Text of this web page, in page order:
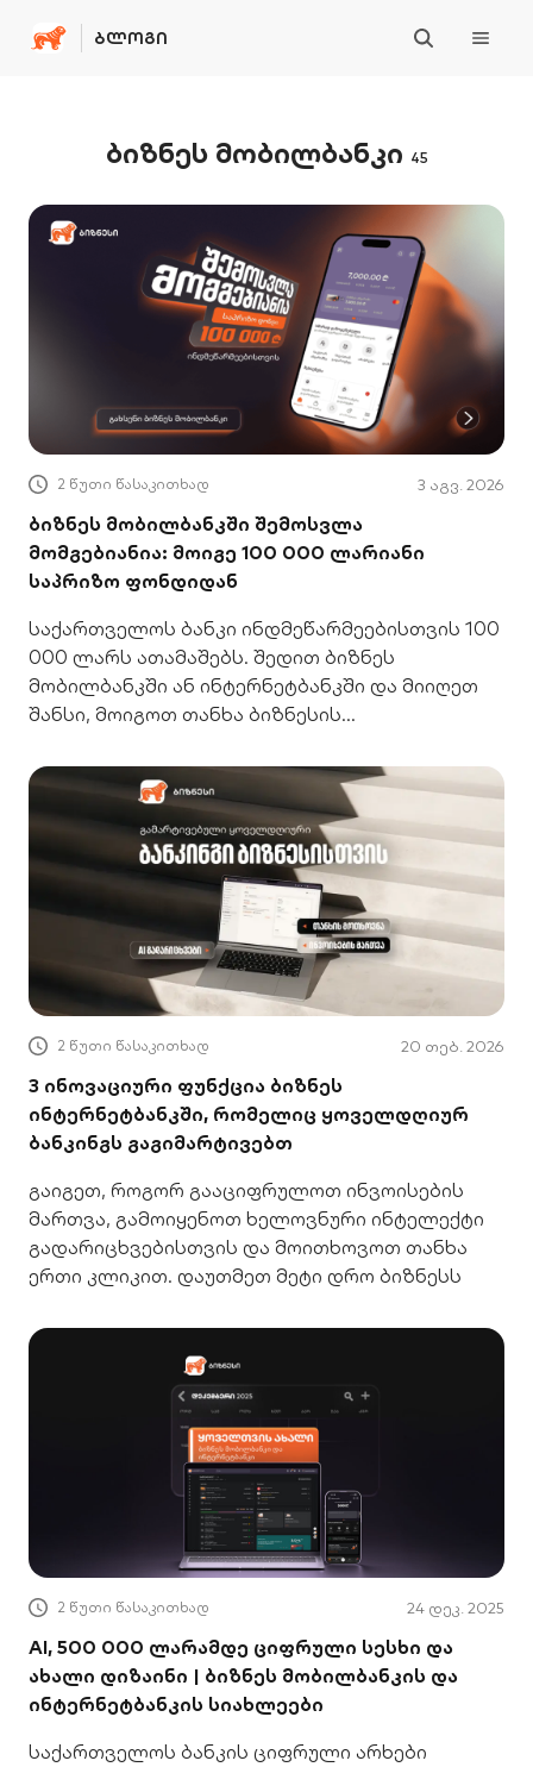
ᲑᲚᲝᲒᲘ
ბიზნეს მობილბანკი 45
2 წუთი წასაკითხად 3 აგვ. 2026
ბიზნეს მობილბანკში შემოსვლა
მომგებიანია: მოიგე 100 000 ლარიანი
საპრიზო ფონდიდან
საქართველოს ბანკი ინდმეწარმეებისთვის 100
000 ლარს ათამაშებს. შედით ბიზნეს
მობილბანკში ან ინტერნეტბანკში და მიიღეთ
შანსი, მოიგოთ თანხა ბიზნესის
2 წუთი წასაკითხად 20 თებ. 2026
3 ინოვაციური ფუნქცია ბიზნეს
ინტერნეტბანკში, რომელიც ყოველდღიურ
ბანკინგს გაგიმარტივებთ
გაიგეთ, როგორ გააციფრულოთ ინვოისების
მართვა, გამოიყენოთ ხელოვნური ინტელექტი
გადარიცხვებისთვის და მოითხოვოთ თანხა
ერთი კლიკით. დაუთმეთ მეტი დრო ბიზნესს
2 წუთი წასაკითხად 24 დეკ. 2025
AI, 500 000 ლარამდე ციფრული სესხი და
ახალი დიზაინი | ბიზნეს მობილბანკის და
ინტერნეტბანკის სიახლეები
საქართველოს ბანკის ციფრული არხები